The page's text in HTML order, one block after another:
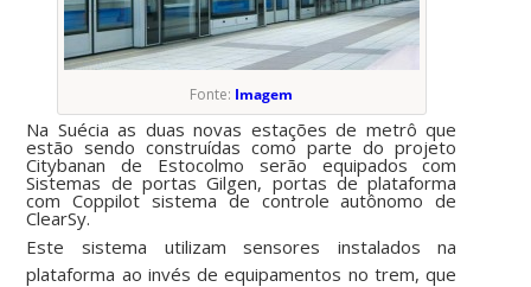
Fonte: Imagem
Na Suéciaas duas novas estações de metrô que
estão sendo construídas como parte do projeto
Citybanan de Estocolmo serão equipados com
Sistemas de portas Gilgen, portas de plataforma
com Coppilot sistema de controle autônomo de
ClearSy.
Este sistema utilizam sensores instalados na
plataforma ao invés de equipamentos no trem, que